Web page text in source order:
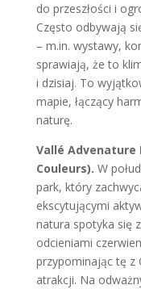
do przeszłości i
Często odbywają
– m.in. wystawy,
sprawiają, że to
i dzisiaj. To
mapie, łączący
naturę.
Vallé Advenature
Couleurs). W
park, który
ekscytującymi
natura spotyka się
odcieniami
przypominając tę z
atrakcji. Na